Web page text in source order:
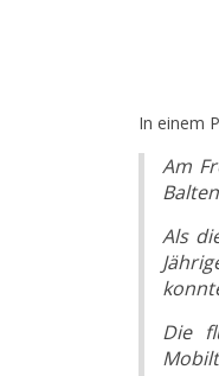
In einem
Am
Als
Die